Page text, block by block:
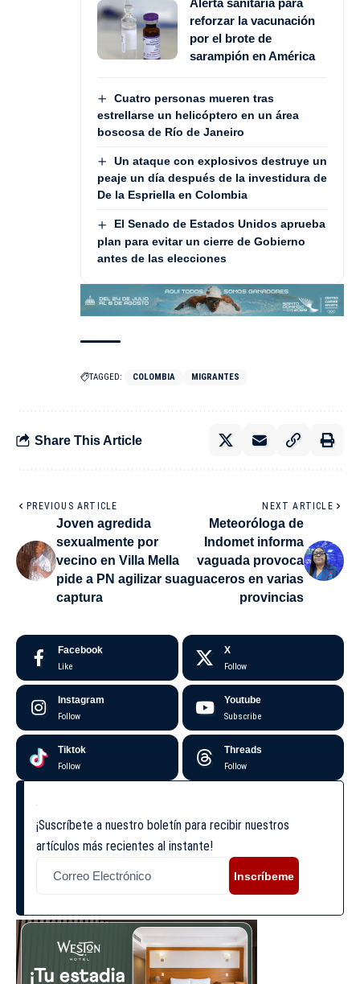
reforzar la vacunación
por el brote de
sarampión en América
Cuatro personas mueren tras
estrellarse un helicóptero en un área
boscosa de Río de Janeiro
Un ataque con explosivos destruye un
peaje un día después de la investidura de
De la Espriella en Colombia
El Senado de Estados Unidos aprueba
plan para evitar un cierre de Gobierno
antes de las elecciones
TAGGED: COLOMBIA MIGRANTES
Share This Article
PREVIOUS ARTICLE
Joven agredida
sexualmente por
vecino en Villa Mella
pide a PN agilizar su
captura
NEXT ARTICLE
Meteoróloga de
Indomet informa
vaguada provoca
aguaceros en varias
provincias
Facebook
Like
X
Follow
Instagram
Follow
Youtube
Subscribe
Tiktok
Follow
Threads
Follow
¡Suscríbete a nuestro boletín para recibir nuestros
artículos más recientes al instante!
Inscríbeme